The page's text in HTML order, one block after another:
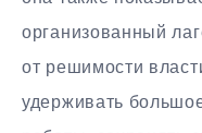
организованный
от решимости
удерживать